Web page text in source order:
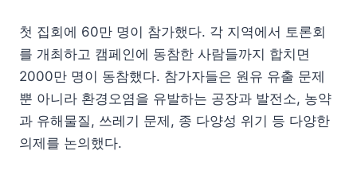
첫 집회에 60만 명이 참가했다. 각 지역에서 토론회
를 개최하고 캠페인에 동참한 사람들까지 합치면
2000만 명이 동참했다. 참가자들은 원유 유출 문제
뿐 아니라 환경오염을 유발하는 공장과 발전소, 농약
과 유해물질, 쓰레기 문제, 종 다양성 위기 등 다양한
의제를 논의했다.